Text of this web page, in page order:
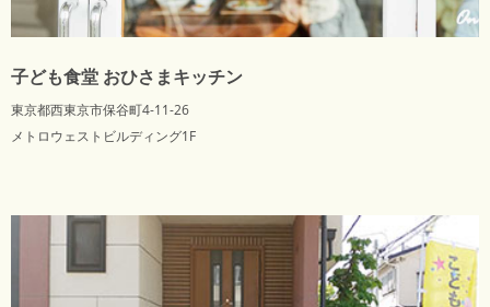
子ども食堂 おひさまキッチン
東京都西東京市保谷町4-11-26
メトロウェストビルディング1F